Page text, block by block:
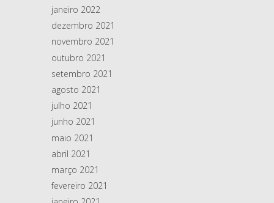
janeiro 2022
dezembro 2021
novembro 2021
outubro 2021
setembro 2021
agosto 2021
julho 2021
junho 2021
maio 2021
abril 2021
março 2021
fevereiro 2021